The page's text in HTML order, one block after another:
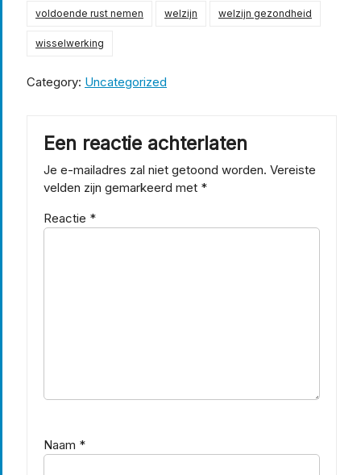
voldoende rust nemen welzijn welzijn gezondheid
wisselwerking
Category: Uncategorized
Een reactie achterlaten
Je e-mailadres zal niet getoond worden. Vereiste
velden zijn gemarkeerd met *
Reactie *
Naam *